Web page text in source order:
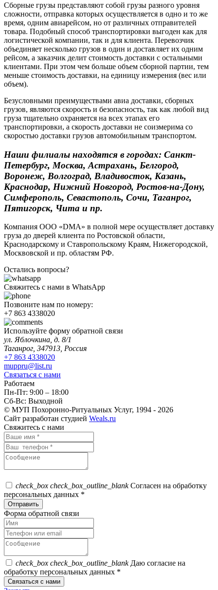
Сборные грузы представляют собой грузы разного уровня
сложности, отправка которых осуществляется в одно и то же
время, одним авиарейсом, но от различных отправителей
товара. Подобный способ транспортировки выгоден как для
логистической компании, так и для клиента. Перевозчик
объединяет несколько грузов в один и доставляет их одним
рейсом, а заказчик делит стоимость доставки с остальными
клиентами. При этом чем больше объем сборной партии, тем
меньше стоимость доставки, на единицу измерения (вес или
объем).
Безусловными преимуществами авиа доставки, сборных
грузов, являются скорость и безопасность, так как любой вид
груза тщательно охраняется на всех этапах его
транспортировки, а скорость доставки не соизмерима со
скоростью доставки грузов автомобильным транспортом.
Наши филиалы находятся в городах: Санкт-
Петербург, Москва, Астрахань, Белгород,
Воронеж, Волгоград, Владивосток, Казань,
Краснодар, Нижний Новгород, Ростов-на-Дону,
Симферополь, Севастополь, Сочи, Таганрог,
Пятигорск, Чита и пр.
Компания ООО «DMA» в полной мере осуществляет доставку
груза до дверей клиента по Ростовской области,
Краснодарскому и Ставропольскому Краям, Нижегородской,
Москвовской и пр. областям РФ.
Остались вопросы?
Свяжитесь с нами в WhatsApp
Позвоните нам по номеру:
+7 863 4338020
Используйте форму обратной связи
ул. Яблочкина, д. 8/1
Таганрог, 347913, Россия
+7 863 4338020
muppru@list.ru
Связаться с нами
Работаем
Пн-Пт: 9:00 – 18:00
Сб-Вс: Выходной
© МУП Похоронно-Ритуальных Услуг, 1994 - 2026
Сайт разработан студией Weals.ru
Свяжитесь с нами
check_box check_box_outline_blankСогласен на обработку
персональных данных *
Форма обратной связи
check_box check_box_outline_blankДаю согласие на
обработку персональных данных *